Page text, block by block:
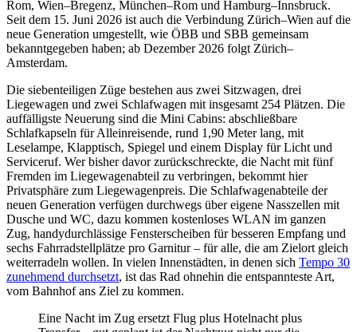
Rom, Wien–Bregenz, München–Rom und Hamburg–Innsbruck.
Seit dem 15. Juni 2026 ist auch die Verbindung Zürich–Wien auf die
neue Generation umgestellt, wie ÖBB und SBB gemeinsam
bekanntgegeben haben; ab Dezember 2026 folgt Zürich–
Amsterdam.
Die siebenteiligen Züge bestehen aus zwei Sitzwagen, drei
Liegewagen und zwei Schlafwagen mit insgesamt 254 Plätzen. Die
auffälligste Neuerung sind die Mini Cabins: abschließbare
Schlafkapseln für Alleinreisende, rund 1,90 Meter lang, mit
Leselampe, Klapptisch, Spiegel und einem Display für Licht und
Serviceruf. Wer bisher davor zurückschreckte, die Nacht mit fünf
Fremden im Liegewagenabteil zu verbringen, bekommt hier
Privatsphäre zum Liegewagenpreis. Die Schlafwagenabteile der
neuen Generation verfügen durchwegs über eigene Nasszellen mit
Dusche und WC, dazu kommen kostenloses WLAN im ganzen
Zug, handydurchlässige Fensterscheiben für besseren Empfang und
sechs Fahrradstellplätze pro Garnitur – für alle, die am Zielort gleich
weiterradeln wollen. In vielen Innenstädten, in denen sich Tempo 30
zunehmend durchsetzt, ist das Rad ohnehin die entspannteste Art,
vom Bahnhof ans Ziel zu kommen.
Eine Nacht im Zug ersetzt Flug plus Hotelnacht plus